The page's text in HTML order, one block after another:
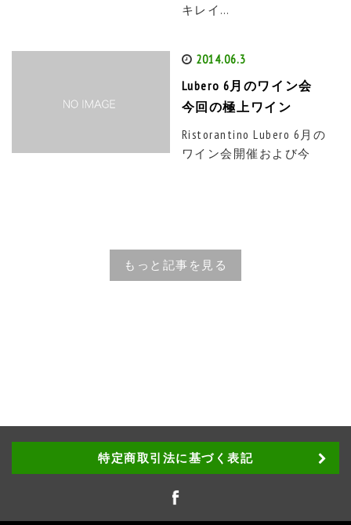
キレイ…
2014.06.3
Lubero 6月のワイン会
今回の極上ワイン
Ristorantino Lubero 6月の
ワイン会開催および今
もっと記事を見る
特定商取引法に基づく表記